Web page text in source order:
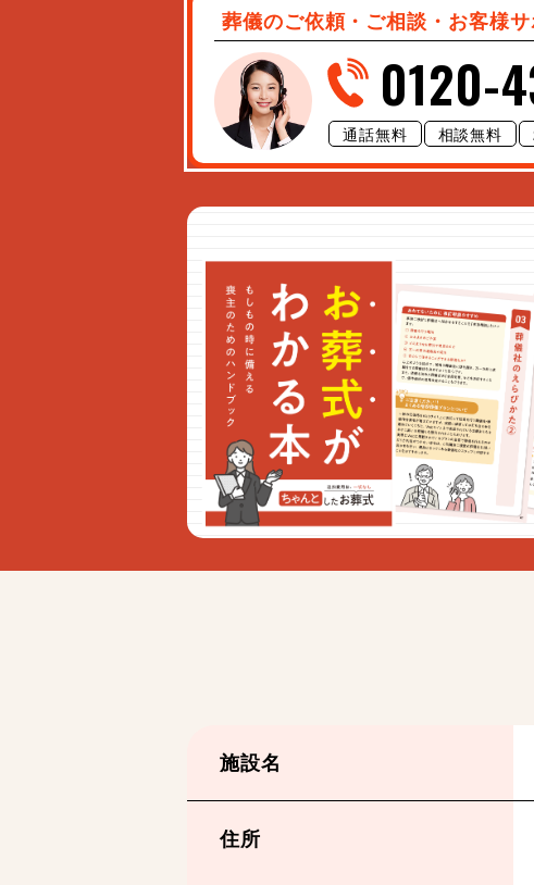
葬儀のご依頼・ご相談・お客様
0120-
通話無料 相談無料
施設名
住所